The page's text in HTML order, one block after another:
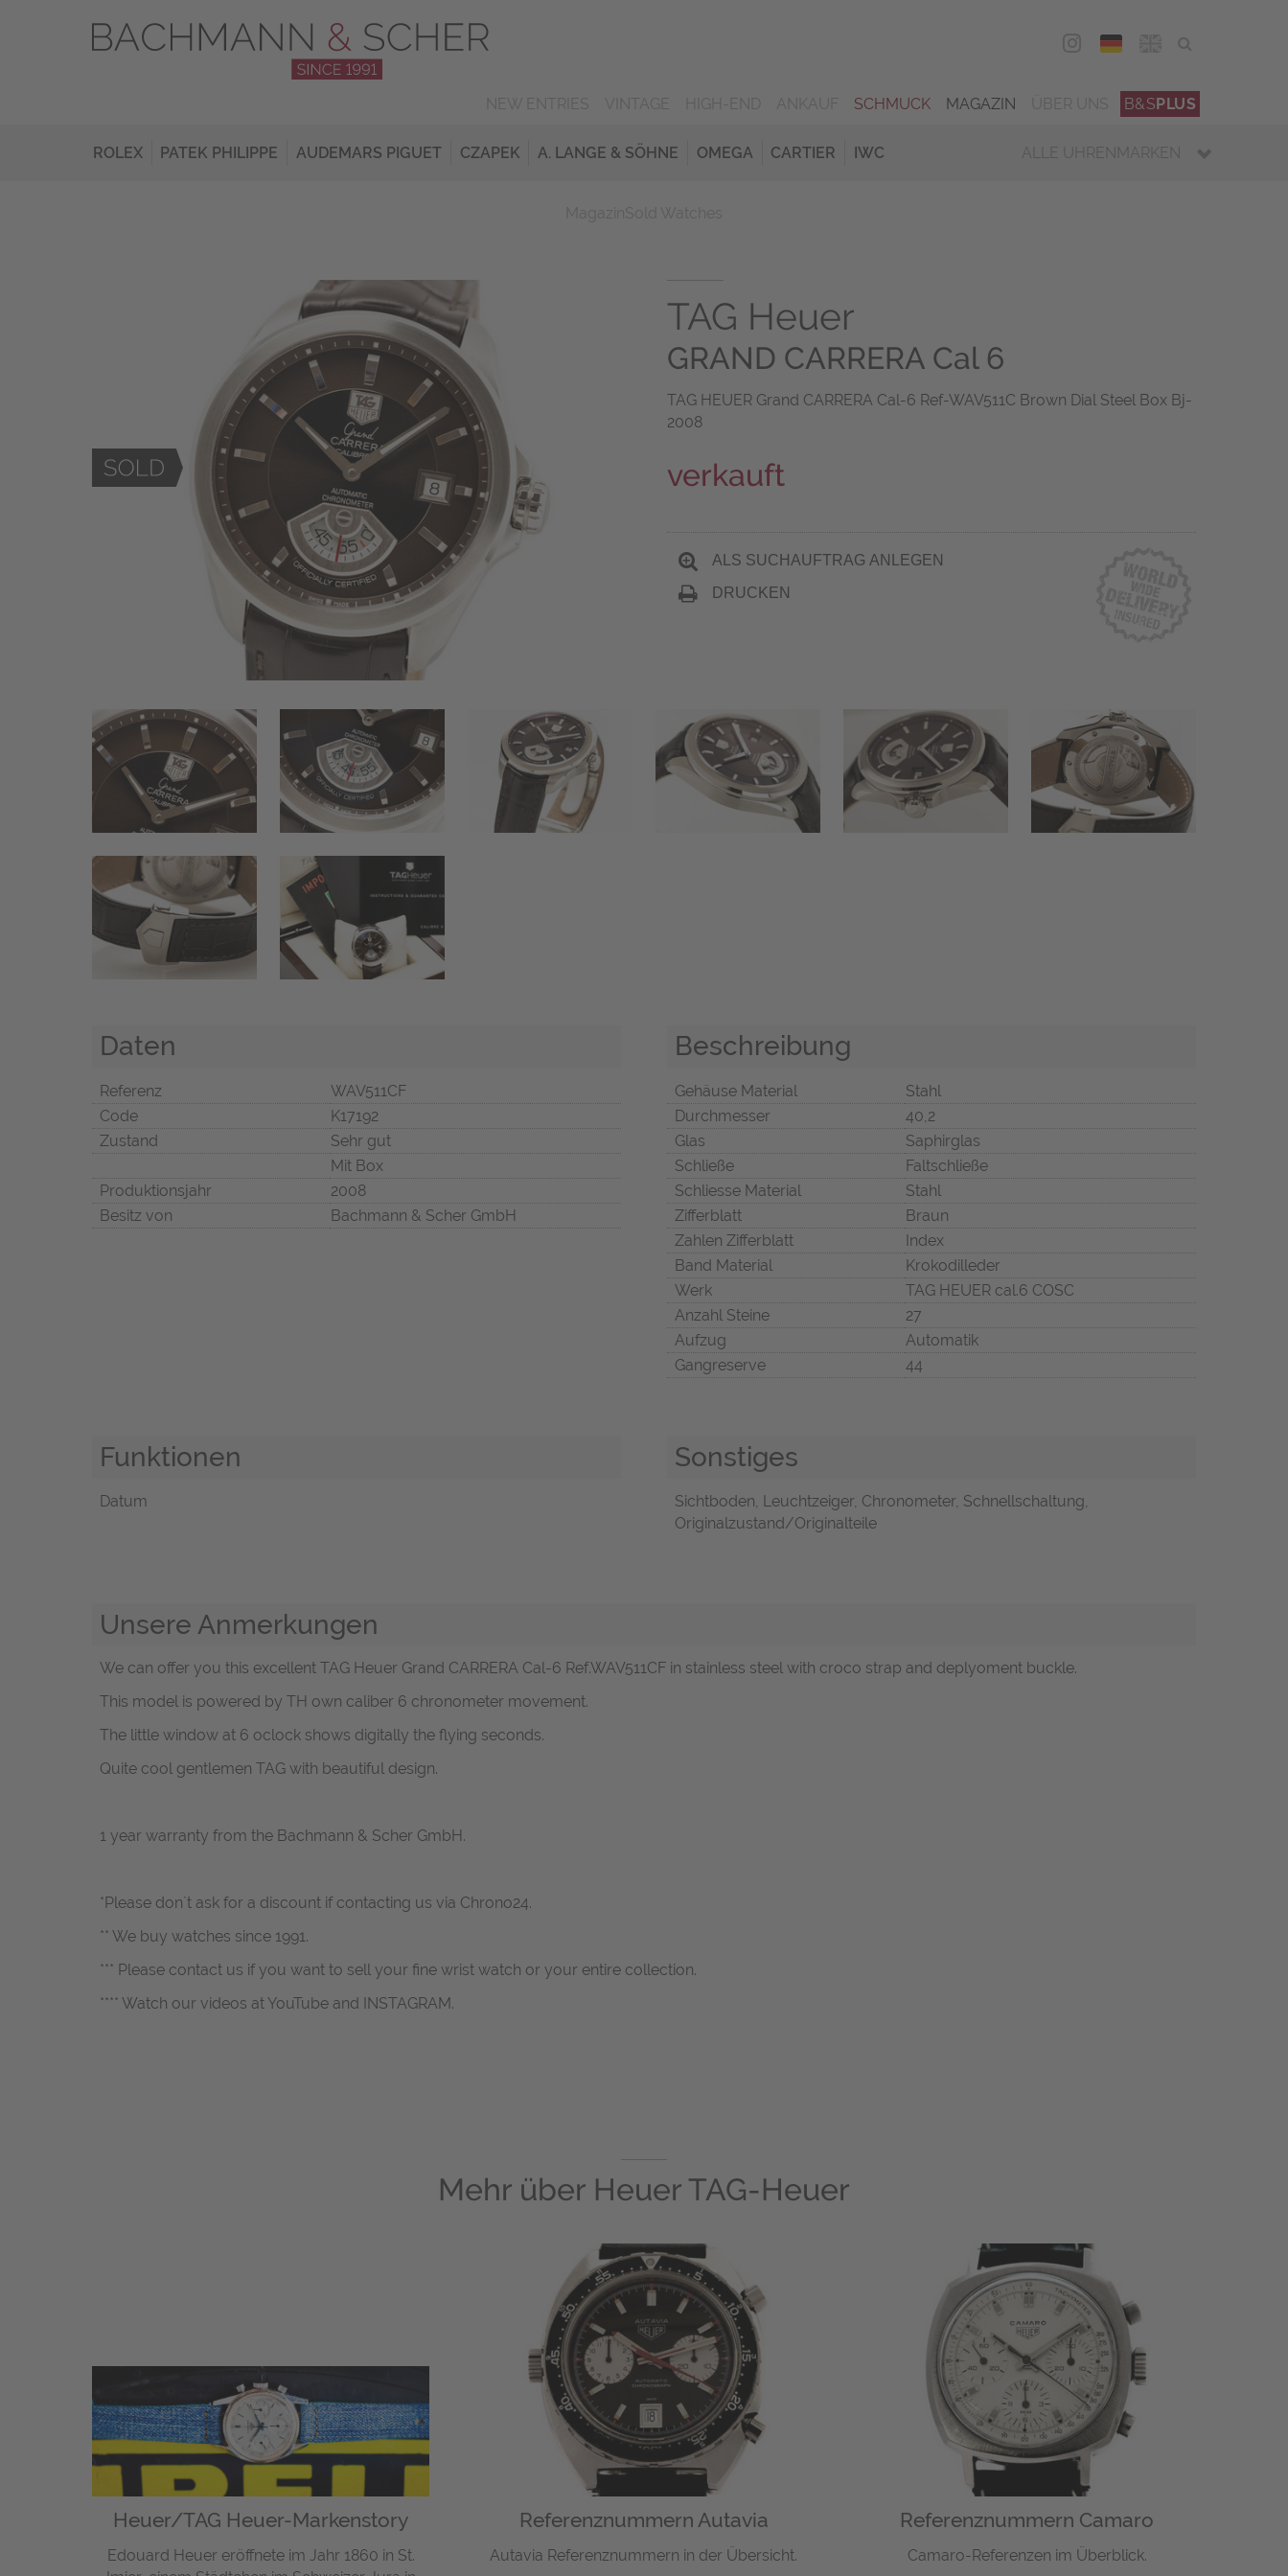
DEU
SCHMUCK MAGAZIN B&SPLUS
ROLEX PATEK PHILIPPE AUDEMARS PIGUET CZAPEK A. LANGE & SÖHNE OMEGA CARTIER IWC ALLE UHRENMARKEN
TAG Heuer
GRAND CARRERA Cal 6
TAG HEUER Grand CARRERA Cal-6 Ref-WAV511C Brown Dial Steel Box Bj-
2008
verkauft
ALS SUCHAUFTRAG ANLEGEN
DRUCKEN
Daten
Referenz
WAV511CF
Code
K17192
Zustand
Sehr gut
Mit Box
Produktionsjahr
2008
Besitz von
Bachmann & Scher GmbH
Beschreibung
Gehäuse Material
Stahl
Durchmesser
40,2
Glas
Saphirglas
Schließe
Faltschließe
Schliesse Material
Stahl
Zifferblatt
Braun
Zahlen Zifferblatt
Index
Band Material
Krokodilleder
Werk
TAG HEUER cal.6 COSC
Anzahl Steine
27
Aufzug
Automatik
Gangreserve
44
Funktionen
Datum
Sonstiges
Sichtboden, Leuchtzeiger, Chronometer, Schnellschaltung,
Originalzustand/Originalteile
Unsere Anmerkungen
We can offer you this excellent TAG Heuer Grand CARRERA Cal-6 Ref.WAV511CF in stainless steel with croco strap and deplyoment buckle.
This model is powered by TH own caliber 6 chronometer movement.
The little window at 6 oclock shows digitally the flying seconds.
Quite cool gentlemen TAG with beautiful design.
1 year warranty from the Bachmann & Scher GmbH.
*Please don`t ask for a discount if contacting us via Chrono24.
** We buy watches since 1991.
*** Please contact us if you want to sell your fine wrist watch or your entire collection.
**** Watch our videos at YouTube and INSTAGRAM.
Mehr über Heuer TAG-Heuer
Heuer/TAG Heuer-Markenstory
Edouard Heuer eröffnete im Jahr 1860 in St.
Referenznummern Autavia
Autavia Referenznummern in der Übersicht.
Referenznummern Camaro
Camaro-Referenzen im Überblick.